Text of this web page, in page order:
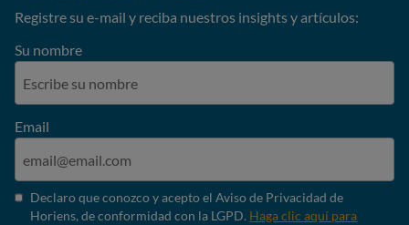
Registre su e-mail y reciba nuestros insights y artículos:
Su nombre
Email
Declaro que conozco y acepto el Aviso de Privacidad de
Horiens, de conformidad con la LGPD. Haga clic aquí para